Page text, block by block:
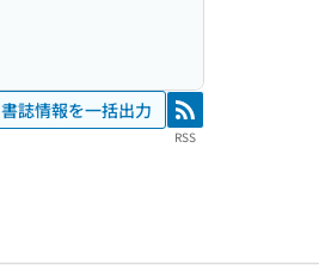
書誌情報を一括出力 RSS
RSS